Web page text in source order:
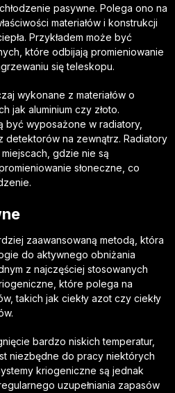
pasywne. Polega ono na
materiałów i konstrukcji
Przykładem może być
które odbijają promieniowanie
się teleskopu.
wykonane z materiałów o
jak aluminium czy złoto.
być wyposażone w radiatory,
detektorów na zewnątrz. Radiatory
gdzie nie są
słoneczne, co
zaawansowaną metodą, która
do aktywnego obniżania
z najczęściej stosowanych
które polega na
takich jak ciekły azot czy ciekły
bardzo niskich temperatur,
niezbędne do pracy niektórych
kriogeniczne są jednak
uzupełniania zapasów